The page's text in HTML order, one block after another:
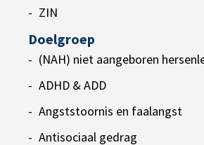
ZIN
Doelgroep
(NAH) niet aangeboren
ADHD & ADD
Angststoornis en faalangst
Antisociaal gedrag